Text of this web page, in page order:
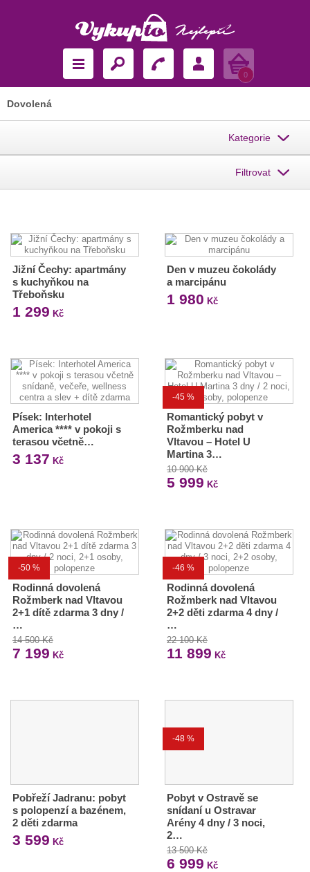
Košík
0
Dovolená
Kategorie
Filtrovat
Jižní Čechy: apartmány
s kuchyňkou na
Třeboňsku
1 299 Kč
Den v muzeu čokolády
a marcipánu
1 980 Kč
Písek: Interhotel
America **** v pokoji s
terasou včetně…
3 137 Kč
-45 %
Romantický pobyt v
Rožmberku nad
Vltavou – Hotel U
Martina 3…
10 900 Kč
5 999 Kč
-50 %
Rodinná dovolená
Rožmberk nad Vltavou
2+1 dítě zdarma 3 dny /
…
14 500 Kč
7 199 Kč
-46 %
Rodinná dovolená
Rožmberk nad Vltavou
2+2 děti zdarma 4 dny /
…
22 100 Kč
11 899 Kč
Pobřeží Jadranu: pobyt
s polopenzí a bazénem,
2 děti zdarma
3 599 Kč
-48 %
Pobyt v Ostravě se
snídaní u Ostravar
Arény 4 dny / 3 noci,
2…
13 500 Kč
6 999 Kč